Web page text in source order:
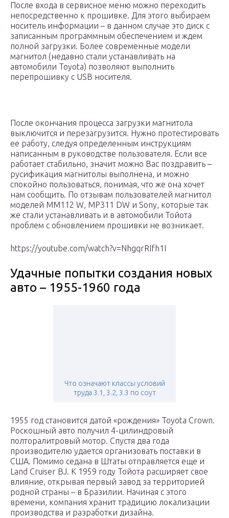
После входа в сервисное меню можно переходить
непосредственно к прошивке. Для этого выбираем
носитель информации – в данном случае это диск с
записанным программным обеспечением и ждем
полной загрузки. Более современные модели
магнитол (недавно стали устанавливать на
автомобили Toyota) позволяют выполнить
перепрошивку с USB носителя.
После окончания процесса загрузки магнитола
выключится и перезагрузится. Нужно протестировать
ее работу, следуя определенным инструкциям
написанным в руководстве пользователя. Если все
работает стабильно, значит можно Вас поздравить –
русификация магнитолы выполнена, и можно
спокойно пользоваться, понимая, что же она хочет
нам сообщить. По отзывам пользователей магнитол
моделей MM112 W, MP311 DW и Sony, которые так
же стали устанавливать и в автомобили Тойота
проблем с обновлением прошивки не возникает.
https://youtube.com/watch?v=NhgqrRIfh1I
Удачные попытки создания новых
авто – 1955-1960 года
Что означают классы условий
труда 3.1, 3.2, 3.3 по соут
1955 год становится датой «рождения» Toyota Crown.
Роскошный авто получил 4-цилиндровый
полторалитровый мотор. Спустя два года
производителю удается организовать поставки в
США. Помимо седана в Штаты отправляется еще и
Land Cruiser BJ. К 1959 году Тойота расширяет свое
влияние, открывая первый завод за территорией
родной страны – в Бразилии. Начиная с этого
времени, компания хранит традицию локализации
производства и разработки дизайна.